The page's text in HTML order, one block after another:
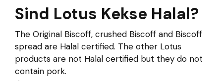
Sind Lotus Kekse Halal?
The Original Biscoff, crushed Biscoff and Biscoff
spread are Halal certified. The other Lotus
products are not Halal certified but they do not
contain pork.